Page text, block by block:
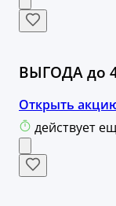
ВЫГОДА до
Открыть
действует